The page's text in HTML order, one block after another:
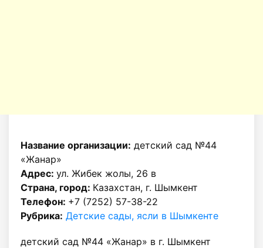
Название организации: детский сад №44
«Жанар»
Адрес: ул. Жибек жолы, 26 в
Страна, город: Казахстан, г. Шымкент
Телефон: +7 (7252) 57-38-22
Рубрика: Детские сады, ясли в Шымкенте
детский сад №44 «Жанар» в г. Шымкент